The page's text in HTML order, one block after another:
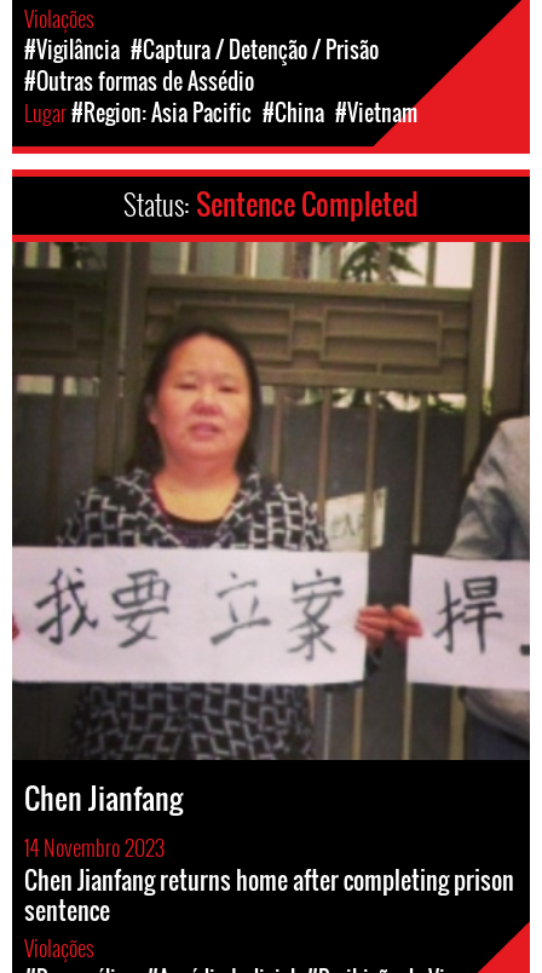
Violações
#Vigilância #Captura / Detenção / Prisão
#Outras formas de Assédio
Lugar#Region: Asia Pacific #China #Vietnam
Status: Sentence Completed
Chen Jianfang
14 Novembro 2023
Chen Jianfang returns home after completing prison
sentence
Violações